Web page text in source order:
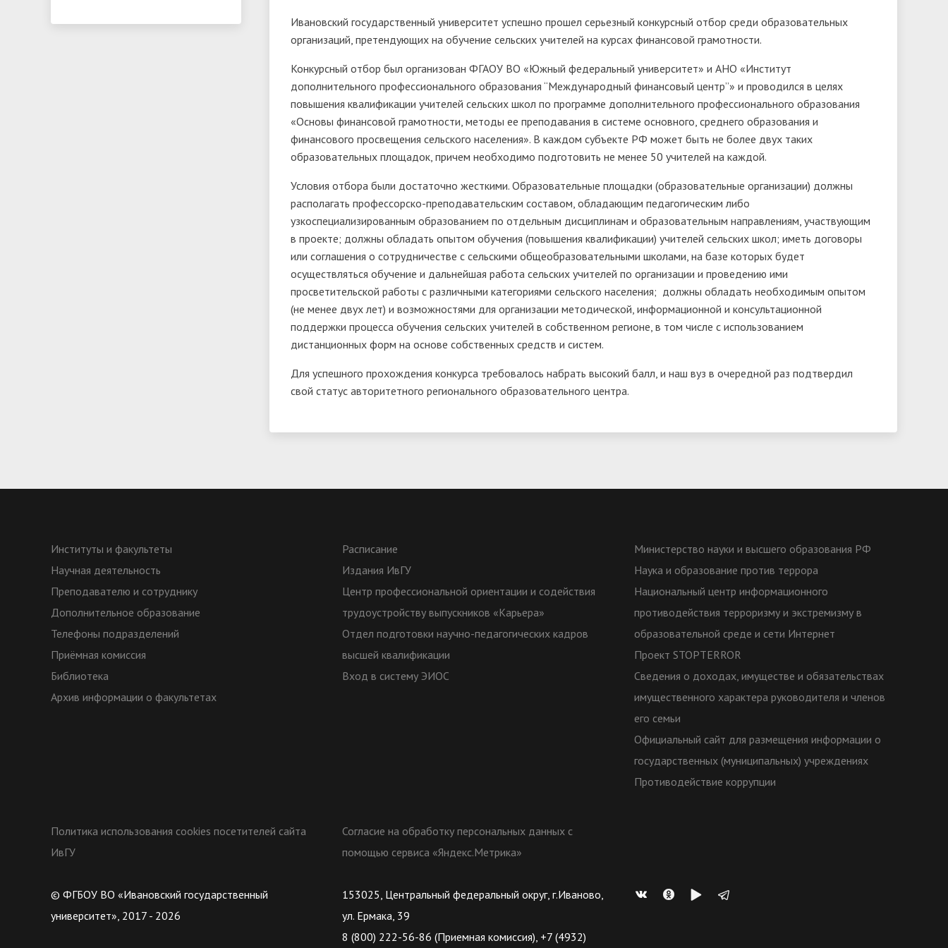
Ивановский государственный университет успешно прошел серьезный конкурсный отбор среди образовательных
организаций, претендующих на обучение сельских учителей на курсах финансовой грамотности.
Конкурсный отбор был организован ФГАОУ ВО «Южный федеральный университет» и АНО «Институт
дополнительного профессионального образования “Международный финансовый центр”» и проводился в целях
повышения квалификации учителей сельских школ по программе дополнительного профессионального образования
«Основы финансовой грамотности, методы ее преподавания в системе основного, среднего образования и
финансового просвещения сельского населения». В каждом субъекте РФ может быть не более двух таких
образовательных площадок, причем необходимо подготовить не менее 50 учителей на каждой.
Условия отбора были достаточно жесткими. Образовательные площадки (образовательные организации) должны
располагать профессорско-преподавательским составом, обладающим педагогическим либо
узкоспециализированным образованием по отдельным дисциплинам и образовательным направлениям, участвующим
в проекте; должны обладать опытом обучения (повышения квалификации) учителей сельских школ; иметь договоры
или соглашения о сотрудничестве с сельскими общеобразовательными школами, на базе которых будет
осуществляться обучение и дальнейшая работа сельских учителей по организации и проведению ими
просветительской работы с различными категориями сельского населения; должны обладать необходимым опытом
(не менее двух лет) и возможностями для организации методической, информационной и консультационной
поддержки процесса обучения сельских учителей в собственном регионе, в том числе с использованием
дистанционных форм на основе собственных средств и систем.
Для успешного прохождения конкурса требовалось набрать высокий балл, и наш вуз в очередной раз подтвердил
свой статус авторитетного регионального образовательного центра.
Институты и факультеты
Научная деятельность
Преподавателю и сотруднику
Дополнительное образование
Телефоны подразделений
Приёмная комиссия
Библиотека
Архив информации о факультетах
Расписание
Издания ИвГУ
Центр профессиональной ориентации и содействия
трудоустройству выпускников «Карьера»
Отдел подготовки научно-педагогических кадров
высшей квалификации
Вход в систему ЭИОС
Министерство науки и высшего образования РФ
Наука и образование против террора
Национальный центр информационного
противодействия терроризму и экстремизму в
образовательной среде и сети Интернет
Проект STOPTERROR
Сведения о доходах, имуществе и обязательствах
имущественного характера руководителя и членов
его семьи
Официальный сайт для размещения информации о
государственных (муниципальных) учреждениях
Противодействие коррупции
Политика использования cookies посетителей сайта
ИвГУ
Согласие на обработку персональных данных с
помощью сервиса «Яндекс.Метрика»
© ФГБОУ ВО «Ивановский государственный
университет», 2017 - 2026
153025, Центральный федеральный округ, г.Иваново,
ул. Ермака, 39
8 (800) 222-56-86 (Приемная комиссия), +7 (4932)